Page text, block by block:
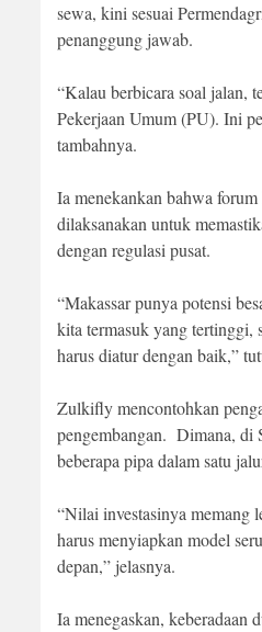
sewa, kini sesuai
penanggung jawab.
“Kalau berbicara soal jalan,
Pekerjaan Umum (PU). Ini
tambahnya.
Ia menekankan bahwa
dilaksanakan untuk
dengan regulasi pusat.
“Makassar punya potensi
kita termasuk yang tertinggi,
harus diatur dengan baik,”
Zulkifly mencontohkan
pengembangan. Dimana, di
beberapa pipa dalam satu
“Nilai investasinya memang
harus menyiapkan model
depan,” jelasnya.
Ia menegaskan, keberadaan